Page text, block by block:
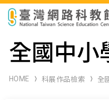
科展作品檢索
科學研習月刊
全國中小
HOME 科展作品檢索 全